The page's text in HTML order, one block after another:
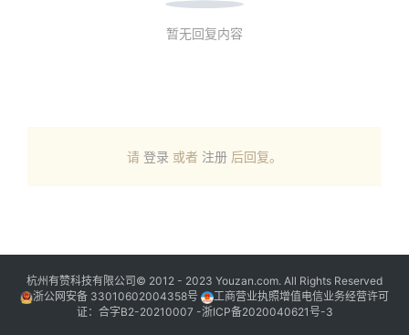
暂无回复内容
请 登录 或者 注册 后回复。
杭州有赞科技有限公司© 2012 - 2023 Youzan.com. All Rights Reserved
浙公网安备 33010602004358号
工商营业执照增值电信业务经营许可
证：合字B2-20210007 -浙ICP备2020040621号-3